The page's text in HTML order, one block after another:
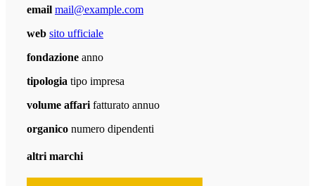
email mail@example.com
web sito ufficiale
fondazione anno
tipologia tipo impresa
volume affari fatturato annuo
organico numero dipendenti
altri marchi